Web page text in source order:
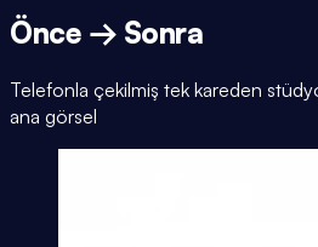
Önce → Sonra
Telefonla çekilmiş tek kareden
ana görsel